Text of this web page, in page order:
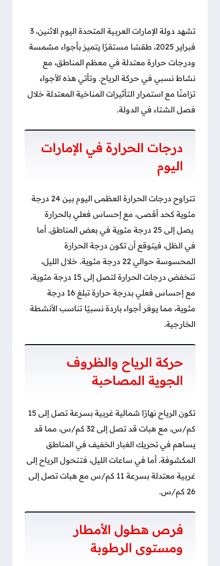
تشهد دولة الإمارات العربية المتحدة اليوم الاثنين، 3
فبراير 2025، طقسًا مستقرًا يتميز بأجواء مشمسة
ودرجات حرارة معتدلة في معظم المناطق، مع
نشاط نسبي في حركة الرياح. وتأتي هذه الأجواء
تزامنًا مع استمرار التأثيرات المناخية المعتدلة خلال
فصل الشتاء في الدولة.
درجات الحرارة في الإمارات
اليوم
تتراوح درجات الحرارة العظمى اليوم بين 24 درجة
مئوية كحد أقصى، مع إحساس فعلي بالحرارة
يصل إلى 25 درجة مئوية في بعض المناطق. أما
في الظل، فيتوقع أن تكون درجة الحرارة
المحسوسة حوالي 22 درجة مئوية. خلال الليل،
تنخفض درجات الحرارة لتصل إلى 15 درجة مئوية،
مع إحساس فعلي بدرجة حرارة تبلغ 16 درجة
مئوية، مما يوفر أجواء باردة نسبيًا تناسب الأنشطة
الخارجية.
حركة الرياح والظروف
الجوية المصاحبة
تكون الرياح نهارًا شمالية غربية بسرعة تصل إلى 15
كم/س، مع هبات قد تصل إلى 32 كم/س، مما قد
يساهم في تحريك الغبار الخفيف في المناطق
المكشوفة. أما في ساعات الليل، فتتحول الرياح إلى
غربية معتدلة بسرعة 11 كم/س مع هبات تصل إلى
26 كم/س.
فرص هطول الأمطار
ومستوى الرطوبة